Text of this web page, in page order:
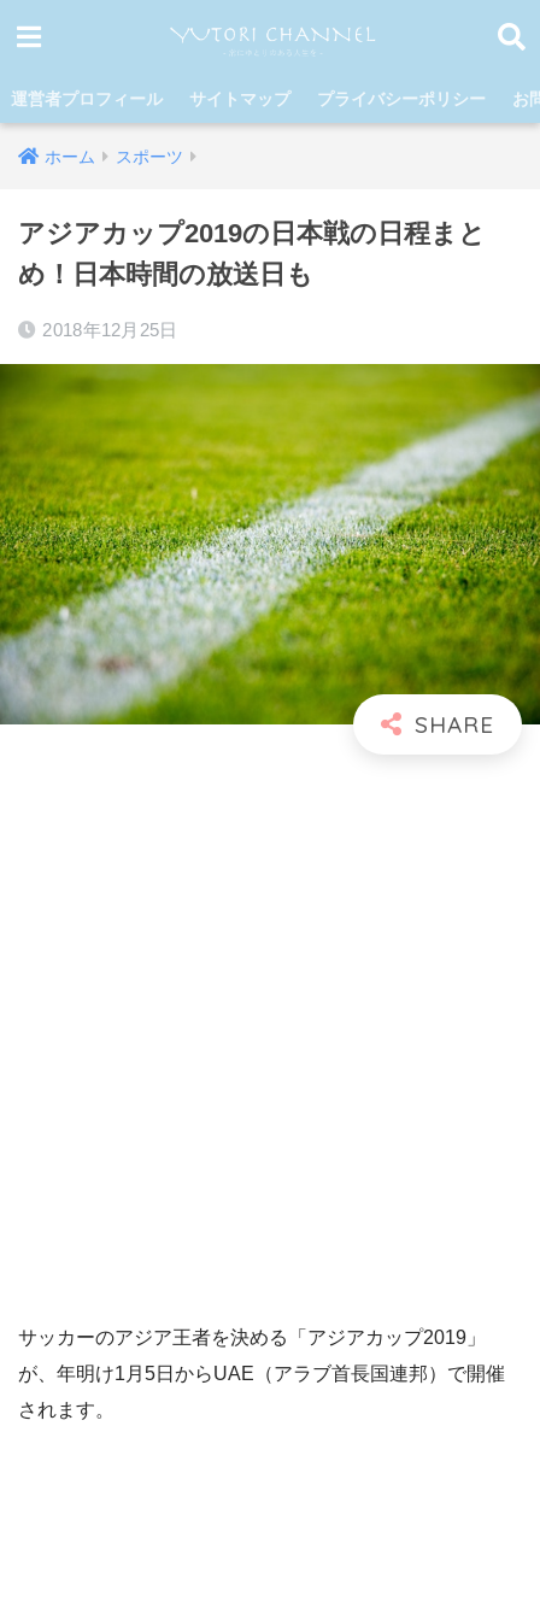
運営者プロフィール サイトマップ プライバシーポリシー お
ホーム スポーツ
アジアカップ2019の日本戦の日程まと
め！日本時間の放送日も
2018年12月25日
サッカーのアジア王者を決める「アジアカップ2019」
が、年明け1月5日からUAE（アラブ首長国連邦）で開催
されます。